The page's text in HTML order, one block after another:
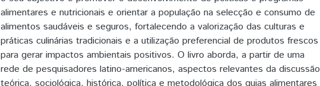
alimentares e nutricionais e orientar a população na selecção e consumo de
alimentos saudáveis ​​e seguros, fortalecendo a valorização das culturas e
práticas culinárias tradicionais e a utilização preferencial de produtos frescos
para gerar impactos ambientais positivos. O livro aborda, a partir de uma
rede de pesquisadores latino-americanos, aspectos relevantes da discussão